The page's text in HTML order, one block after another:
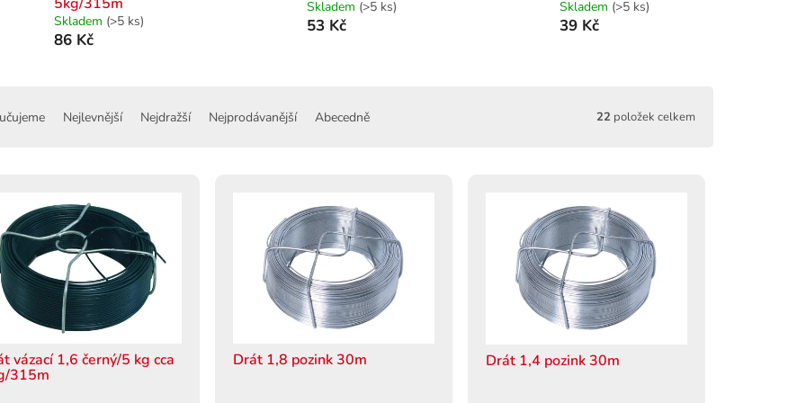
5kg/315m
Skladem (>5 ks)
86 Kč
Skladem (>5 ks)
53 Kč
Skladem (>5 ks)
39 Kč
Nejlevnější Nejdražší Nejprodávanější Abecedně 22 položek celkem
vázací 1,6 černý/5 kg cca
315m
Drát 1,8 pozink 30m Drát 1,4 pozink 30m